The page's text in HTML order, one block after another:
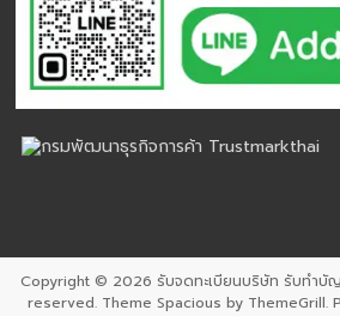
Copyright © 2026 รับจดทะเบียนบริษัท รับทำบั
reserved. ThemeSpacious by ThemeGrill.